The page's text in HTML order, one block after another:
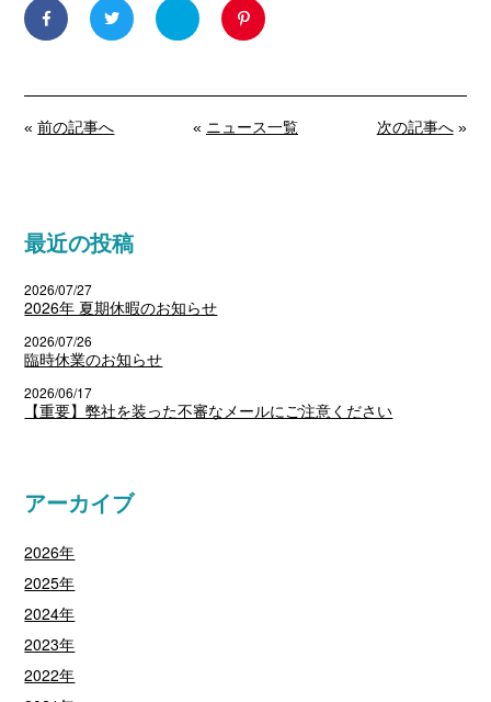
«前の記事へ « ニュース一覧 次の記事へ»
最近の投稿
2026/07/27
2026年 夏期休暇のお知らせ
2026/07/26
臨時休業のお知らせ
2026/06/17
【重要】弊社を装った不審なメールにご注意ください
アーカイブ
2026年
2025年
2024年
2023年
2022年